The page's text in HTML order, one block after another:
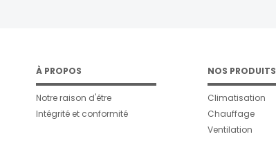
À PROPOS
Notre raison d'être
Intégrité et conformité
NOS PRODUITS
Climatisation
Chauffage
Ventilation